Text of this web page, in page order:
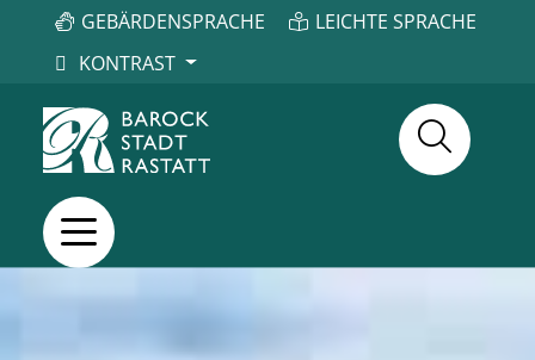
GEBÄRDENSPRACHE
LEICHTE SPRACHE
KONTRAST